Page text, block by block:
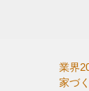
業界
家づ